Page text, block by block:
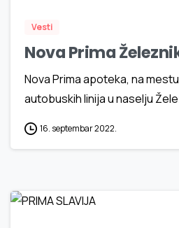
Vesti
Nova Prima
Nova Prima apoteka, na
autobuskih linija u naselju
16. septembar 2022.